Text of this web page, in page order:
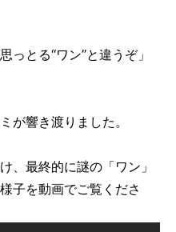
っとる“ワン”と違うぞ」
が響き渡りました。
、最終的に謎の「ワン」
子を動画でご覧くださ